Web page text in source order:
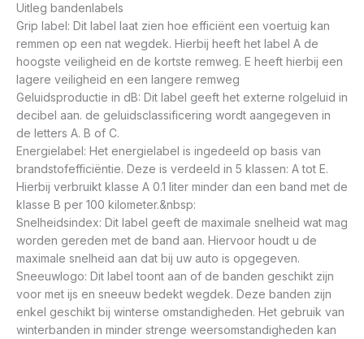
Uitleg bandenlabels
Grip label: Dit label laat zien hoe efficiënt een voertuig kan
remmen op een nat wegdek. Hierbij heeft het label A de
hoogste veiligheid en de kortste remweg. E heeft hierbij een
lagere veiligheid en een langere remweg
Geluidsproductie in dB: Dit label geeft het externe rolgeluid in
decibel aan. de geluidsclassificering wordt aangegeven in
de letters A. B of C.
Energielabel: Het energielabel is ingedeeld op basis van
brandstofefficiëntie. Deze is verdeeld in 5 klassen: A tot E.
Hierbij verbruikt klasse A 0.1 liter minder dan een band met de
klasse B per 100 kilometer.&nbsp:
Snelheidsindex: Dit label geeft de maximale snelheid wat mag
worden gereden met de band aan. Hiervoor houdt u de
maximale snelheid aan dat bij uw auto is opgegeven.
Sneeuwlogo: Dit label toont aan of de banden geschikt zijn
voor met ijs en sneeuw bedekt wegdek. Deze banden zijn
enkel geschikt bij winterse omstandigheden. Het gebruik van
winterbanden in minder strenge weersomstandigheden kan